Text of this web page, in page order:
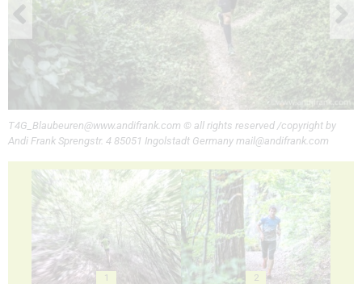
T4G_Blaubeuren@www.andifrank.com © all rights reserved /copyright by
Andi Frank Sprengstr. 4 85051 Ingolstadt Germany mail@andifrank.com
1 2